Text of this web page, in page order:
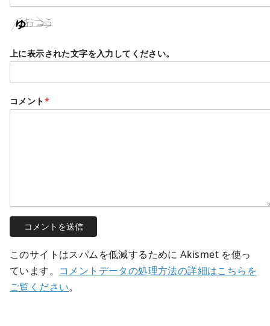
上に表示された文字を入力してください。
コメント*
このサイトはスパムを低減するために Akismet を使っ
ています。 コメントデータの処理方法の詳細はこちらを
ご覧ください。